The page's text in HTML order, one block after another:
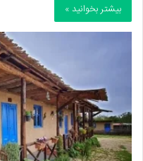
بیشتر بخوانید »